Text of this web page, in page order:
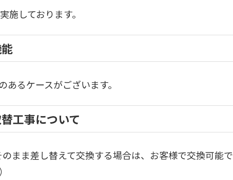
施しております。
るケースがございます。
工事について
まま差し替えて交換する場合は、お客様で交換可能で